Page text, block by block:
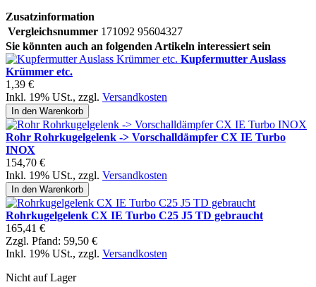
Zusatzinformation
Vergleichsnummer 171092 95604327
Sie könnten auch an folgenden Artikeln interessiert sein
Kupfermutter Auslass
Krümmer etc.
1,39 €
Inkl. 19% USt., zzgl. Versandkosten
In den Warenkorb
Rohr Rohrkugelgelenk -> Vorschalldämpfer CX IE Turbo
INOX
154,70 €
Inkl. 19% USt., zzgl. Versandkosten
In den Warenkorb
Rohrkugelgelenk CX IE Turbo C25 J5 TD gebraucht
165,41 €
Zzgl. Pfand: 59,50 €
Inkl. 19% USt., zzgl. Versandkosten
Nicht auf Lager